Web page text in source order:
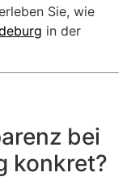
Sie, wie
in der
bei
konkret?